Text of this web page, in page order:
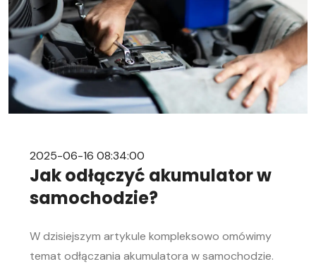
2025-06-16 08:34:00
Jak odłączyć akumulator w
samochodzie?
W dzisiejszym artykule kompleksowo omówimy
temat odłączania akumulatora w samochodzie.